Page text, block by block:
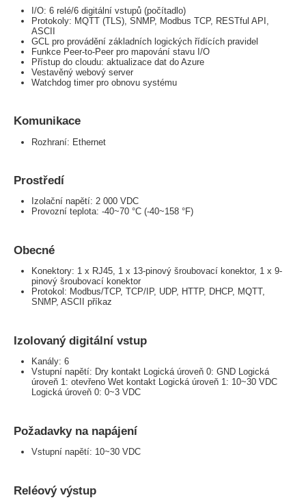
I/O: 6 relé/6 digitální vstupů (počítadlo)
Protokoly: MQTT (TLS), SNMP, Modbus TCP, RESTful API,
ASCII
GCL pro provádění základních logických řídících pravidel
Funkce Peer-to-Peer pro mapování stavu I/O
Přístup do cloudu: aktualizace dat do Azure
Vestavěný webový server
Watchdog timer pro obnovu systému
Komunikace
Rozhraní: Ethernet
Prostředí
Izolační napětí: 2 000 VDC
Provozní teplota: -40~70 °C (-40~158 °F)
Obecné
Konektory: 1 x RJ45, 1 x 13-pinový šroubovací konektor, 1 x 9-
pinový šroubovací konektor
Protokol: Modbus/TCP, TCP/IP, UDP, HTTP, DHCP, MQTT,
SNMP, ASCII příkaz
Izolovaný digitální vstup
Kanály: 6
Vstupní napětí: Dry kontakt Logická úroveň 0: GND Logická
úroveň 1: otevřeno Wet kontakt Logická úroveň 1: 10~30 VDC
Logická úroveň 0: 0~3 VDC
Požadavky na napájení
Vstupní napětí: 10~30 VDC
Reléový výstup